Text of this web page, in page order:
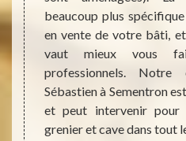
et
ce
et
beaucoup plus
en vente de votre bâti,
vaut mieux vous
professionnels. Notre
Sébastien à Sementron
et peut intervenir
grenier et cave dans tout